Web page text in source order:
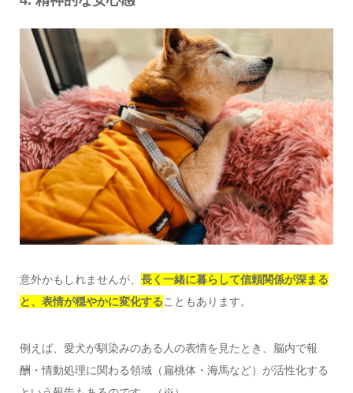
意外かもしれませんが、 長く一緒に暮らして信頼関係が深まる
と、表情が穏やかに変化することもあります。
例えば、愛犬が馴染みのある人の表情を見たとき、脳内で報
酬・情動処理に関わる領域（扁桃体・海馬など）が活性化する